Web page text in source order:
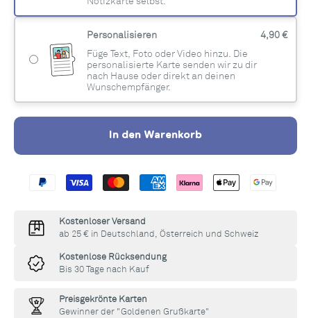
Personalisieren
Füge Text, Foto oder Video hinzu. Die
personalisierte Karte senden wir zu dir
nach Hause oder direkt an deinen
Wunschempfänger.
4,90 €
In den Warenkorb
Kostenloser Versand
ab 25 € in Deutschland, Österreich und Schweiz
Kostenlose Rücksendung
Bis 30 Tage nach Kauf
Preisgekrönte Karten
Gewinner der "Goldenen Grußkarte"